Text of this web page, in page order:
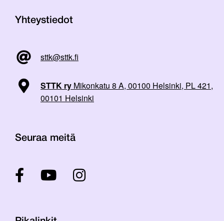
Yhteystiedot
sttk@sttk.fi
STTK ry Mikonkatu 8 A, 00100 Helsinki, PL 421,
00101 Helsinki
Seuraa meitä